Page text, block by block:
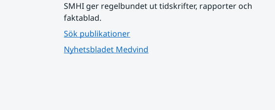
SMHI ger regelbundet ut tidskrifter, rapporter och
faktablad.
Sök publikationer
Nyhetsbladet Medvind